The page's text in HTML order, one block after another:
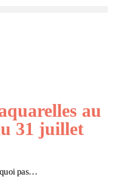
au
31 juillet
pas…